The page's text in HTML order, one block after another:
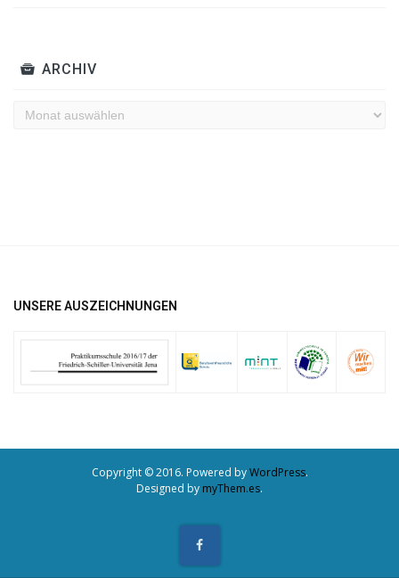
ARCHIV
Archiv
UNSERE AUSZEICHNUNGEN
Copyright © 2016. Powered byWordPress.
Designed by myThem.es.